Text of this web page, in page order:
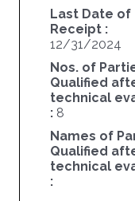
Last Date of
Receipt :
12/31/2024
Nos. of
Qualified
technical
: 8
Names of
Qualified
technical
: